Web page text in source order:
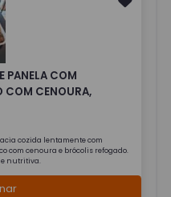
PANELA COM
COM CENOURA,
cozida lentamente com
com cenoura e brócolis refogado.
e nutritiva.